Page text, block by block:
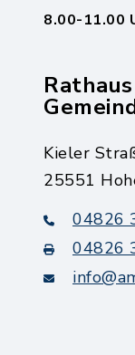
8.00-11.00
Kieler
25551
04826
04826